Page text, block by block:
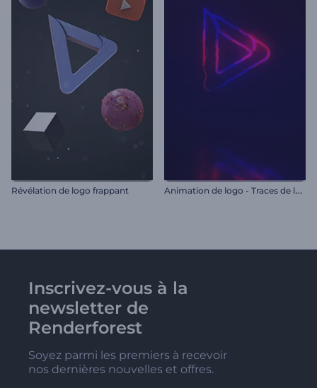
Révélation de logo frappant A
nimation de logo - Traces de lumière
Inscrivez-vous à la
newsletter de
Renderforest
Soyez parmi les premiers à recevoir
nos dernières nouvelles et offres.